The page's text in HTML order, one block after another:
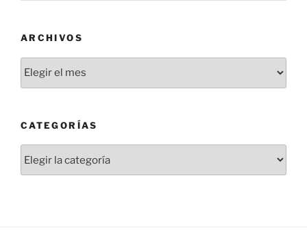
ARCHIVOS
CATEGORÍAS